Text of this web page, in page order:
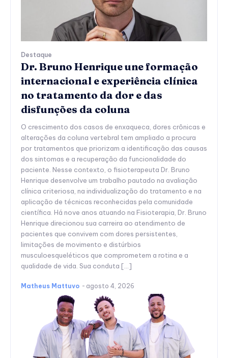
Destaque
Dr. Bruno Henrique une formação
internacional e experiência clínica
no tratamento da dor e das
disfunções da coluna
O crescimento dos casos de enxaqueca, dores crônicas e
alterações da coluna vertebral tem ampliado a procura
por tratamentos que priorizam a identificação das causas
dos sintomas e a recuperação da funcionalidade do
paciente. Nesse contexto, o fisioterapeuta Dr. Bruno
Henrique desenvolve um trabalho pautado na avaliação
clínica criteriosa, na individualização do tratamento e na
aplicação de técnicas reconhecidas pela comunidade
científica. Há nove anos atuando na Fisioterapia, Dr. Bruno
Henrique direcionou sua carreira ao atendimento de
pacientes que convivem com dores persistentes,
limitações de movimento e distúrbios
musculoesqueléticos que comprometem a rotina e a
qualidade de vida. Sua conduta […]
Matheus Mattuvo - agosto 4, 2026